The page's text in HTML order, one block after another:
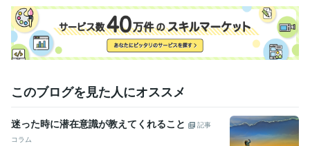
このブログを見た人にオススメ
迷った時に潜在意識が教えてくれること
記事
コラム